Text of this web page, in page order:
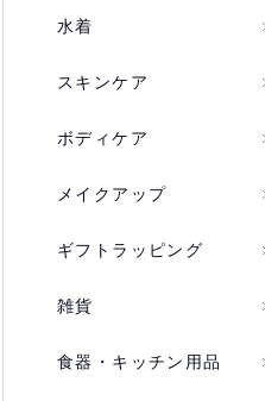
水着
スキンケア
ボディケア
メイクアップ
ギフトラッピング
雑貨
食器・キッチン用品